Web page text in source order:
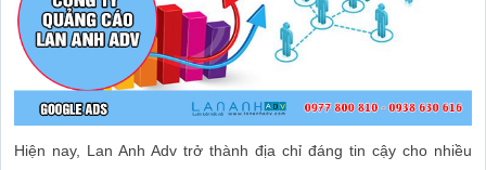
Hiện nay, Lan Anh Adv trở thành địa chỉ đáng tin cậy cho nhiều